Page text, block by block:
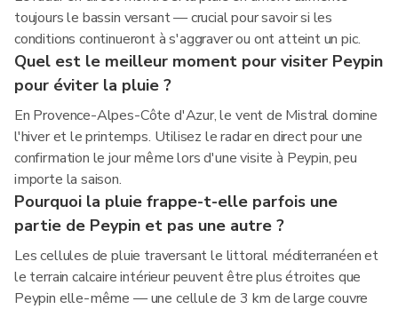
toujours le bassin versant — crucial pour savoir si les
conditions continueront à s'aggraver ou ont atteint un pic.
Quel est le meilleur moment pour visiter Peypin
pour éviter la pluie ?
En Provence-Alpes-Côte d'Azur, le vent de Mistral domine
l'hiver et le printemps. Utilisez le radar en direct pour une
confirmation le jour même lors d'une visite à Peypin, peu
importe la saison.
Pourquoi la pluie frappe-t-elle parfois une
partie de Peypin et pas une autre ?
Les cellules de pluie traversant le littoral méditerranéen et
le terrain calcaire intérieur peuvent être plus étroites que
Peypin elle-même — une cellule de 3 km de large couvre